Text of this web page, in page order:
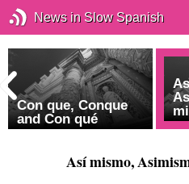
News in Slow Spanish
Con que, Conque
and Con qué
Así mismo,